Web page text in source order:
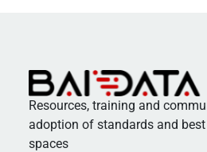
Resources, training and
adoption of standards and
spaces